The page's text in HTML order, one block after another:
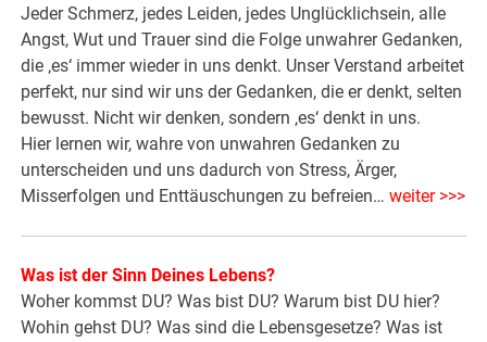
Jeder Schmerz, jedes Leiden, jedes Unglücklichsein, alle
Angst, Wut und Trauer sind die Folge unwahrer Gedanken,
die ‚es‘ immer wieder in uns denkt. Unser Verstand arbeitet
perfekt, nur sind wir uns der Gedanken, die er denkt, selten
bewusst. Nicht wir denken, sondern ‚es‘ denkt in uns.
Hier lernen wir, wahre von unwahren Gedanken zu
unterscheiden und uns dadurch von Stress, Ärger,
Misserfolgen und Enttäuschungen zu befreien…weiter >>>
Was ist der Sinn Deines Lebens?
Woher kommst DU? Was bist DU? Warum bist DU hier?
Wohin gehst DU? Was sind die Lebensgesetze? Was ist